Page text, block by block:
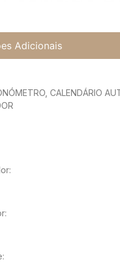
Adicionais
CALENDÁRIO